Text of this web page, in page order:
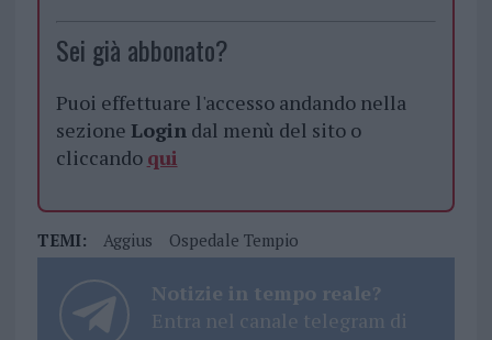
Sei già abbonato?
Puoi effettuare l'accesso andando nella
sezione Logindal menù del sito o
cliccando qui
TEMI: Aggius Ospedale Tempio
Notizie in tempo reale?
Entra nel canale telegram di